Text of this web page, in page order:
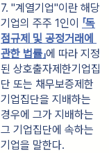
7. "계열기업"이란 해당
기업의 주주 1인이 「독
점규제 및 공정거래에
관한 법률」에 따라 지정
된 상호출자제한기업집
단 또는 채무보증제한
기업집단을 지배하는
경우에 그가 지배하는
그 기업집단에 속하는
기업을 말한다.